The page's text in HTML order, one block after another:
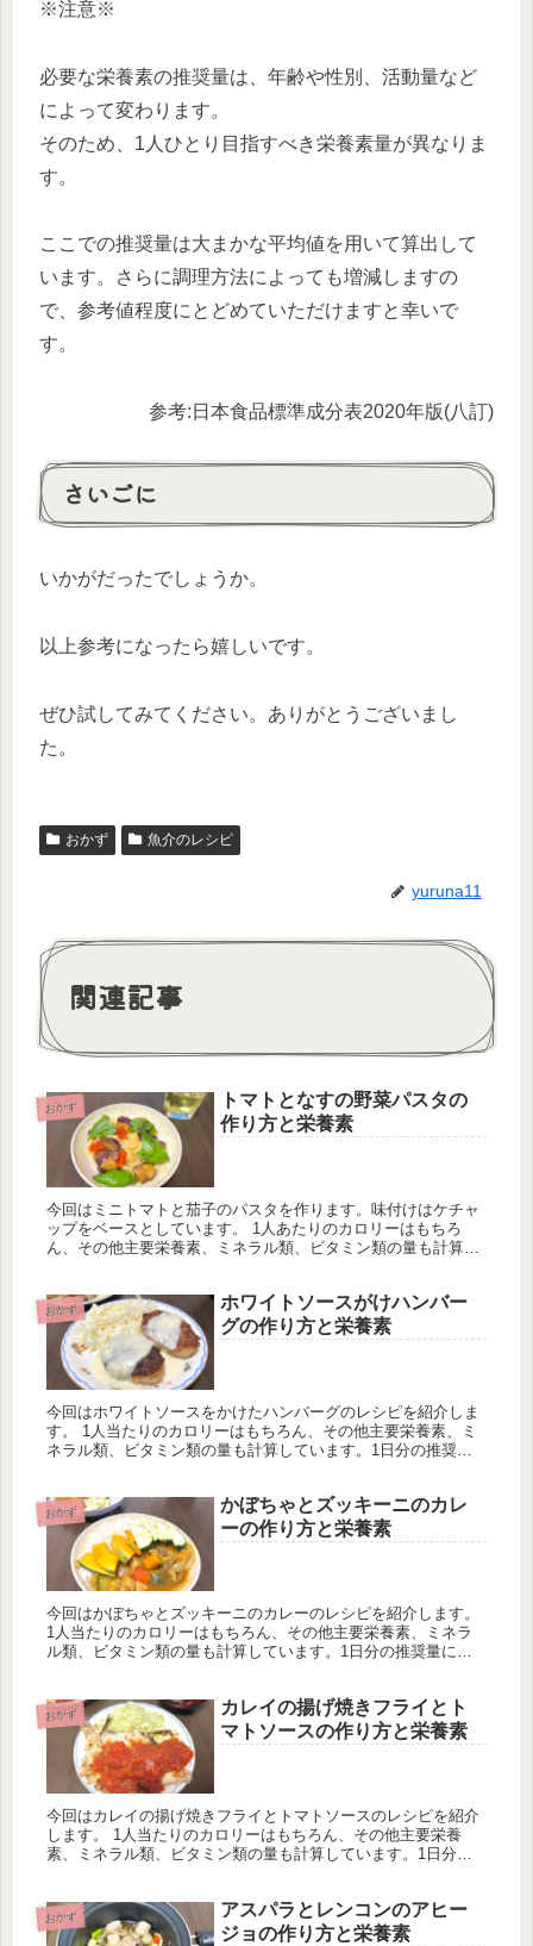
※注意※
必要な栄養素の推奨量は、年齢や性別、活動量など
によって変わります。
そのため、1人ひとり目指すべき栄養素量が異なりま
す。
ここでの推奨量は大まかな平均値を用いて算出して
います。さらに調理方法によっても増減しますの
で、参考値程度にとどめていただけますと幸いで
す。
参考:日本食品標準成分表2020年版(八訂)
さいごに
いかがだったでしょうか。
以上参考になったら嬉しいです。
ぜひ試してみてください。ありがとうございまし
た。
おかず 魚介のレシピ
yuruna11
関連記事
おかず
トマトとなすの野菜パスタの
作り方と栄養素
今回はミニトマトと茄子のパスタを作ります。味付けはケチャ
ップをベースとしています。 1人あたりのカロリーはもちろ
ん、その他主要栄養素、ミネラル類、ビタミン類の量も計算し
おかず
ホワイトソースがけハンバー
グの作り方と栄養素
今回はホワイトソースをかけたハンバーグのレシピを紹介しま
す。 1人当たりのカロリーはもちろん、その他主要栄養素、ミ
ネラル類、ビタミン類の量も計算しています。1日分の推奨量
おかず
かぼちゃとズッキーニのカレ
ーの作り方と栄養素
今回はかぼちゃとズッキーニのカレーのレシピを紹介します。
1人当たりのカロリーはもちろん、その他主要栄養素、ミネラ
ル類、ビタミン類の量も計算しています。1日分の推奨量に対
おかず
カレイの揚げ焼きフライとト
マトソースの作り方と栄養素
今回はカレイの揚げ焼きフライとトマトソースのレシピを紹介
します。 1人当たりのカロリーはもちろん、その他主要栄養
素、ミネラル類、ビタミン類の量も計算しています。1日分の
おかず
アスパラとレンコンのアヒー
ジョの作り方と栄養素